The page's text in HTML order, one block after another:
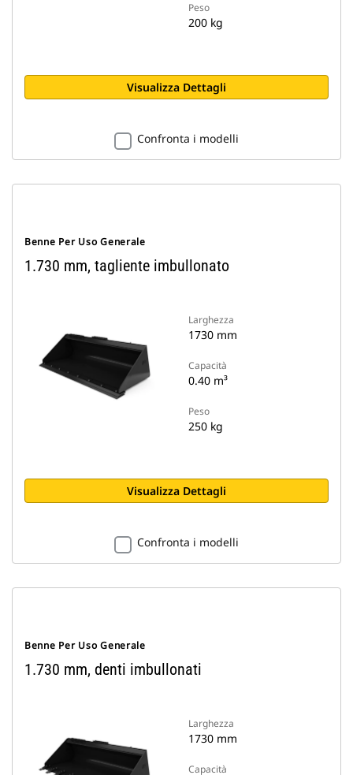
Peso
200 kg
Visualizza Dettagli
Confronta i modelli
Benne Per Uso Generale
1.730 mm, tagliente imbullonato
Larghezza
1730 mm
Capacità
0.40 m³
Peso
250 kg
Visualizza Dettagli
Confronta i modelli
Benne Per Uso Generale
1.730 mm, denti imbullonati
Larghezza
1730 mm
Capacità